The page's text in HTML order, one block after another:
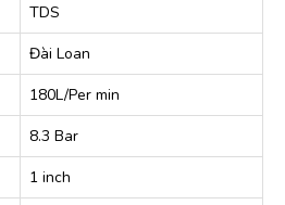
TDS
Đài Loan
180L/Per min
8.3 Bar
1 inch